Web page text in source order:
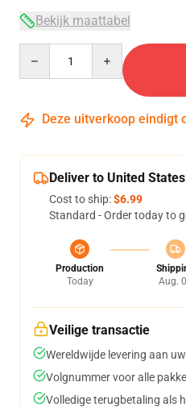
Bekijk maattabel
Deze uitverkoop eindigt
Deliver to United States
Cost to ship:$6.99
Standard - Order today to
Production
Today
Aug.
Veilige transactie
Wereldwijde levering aan
Volgnummer voor alle
Volledige terugbetaling als